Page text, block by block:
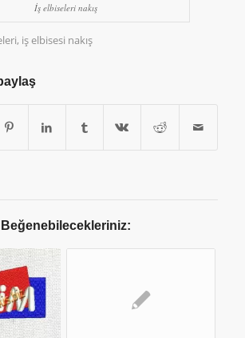
İş elbiseleri nakış
, iş elbisesi nakış
Beğenebilecekleriniz: